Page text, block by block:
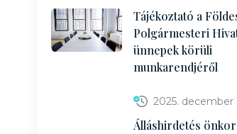
Tájékoztató a
Polgármesteri
ünnepek körüli
munkarendjéről
2025. december
Álláshirdetés